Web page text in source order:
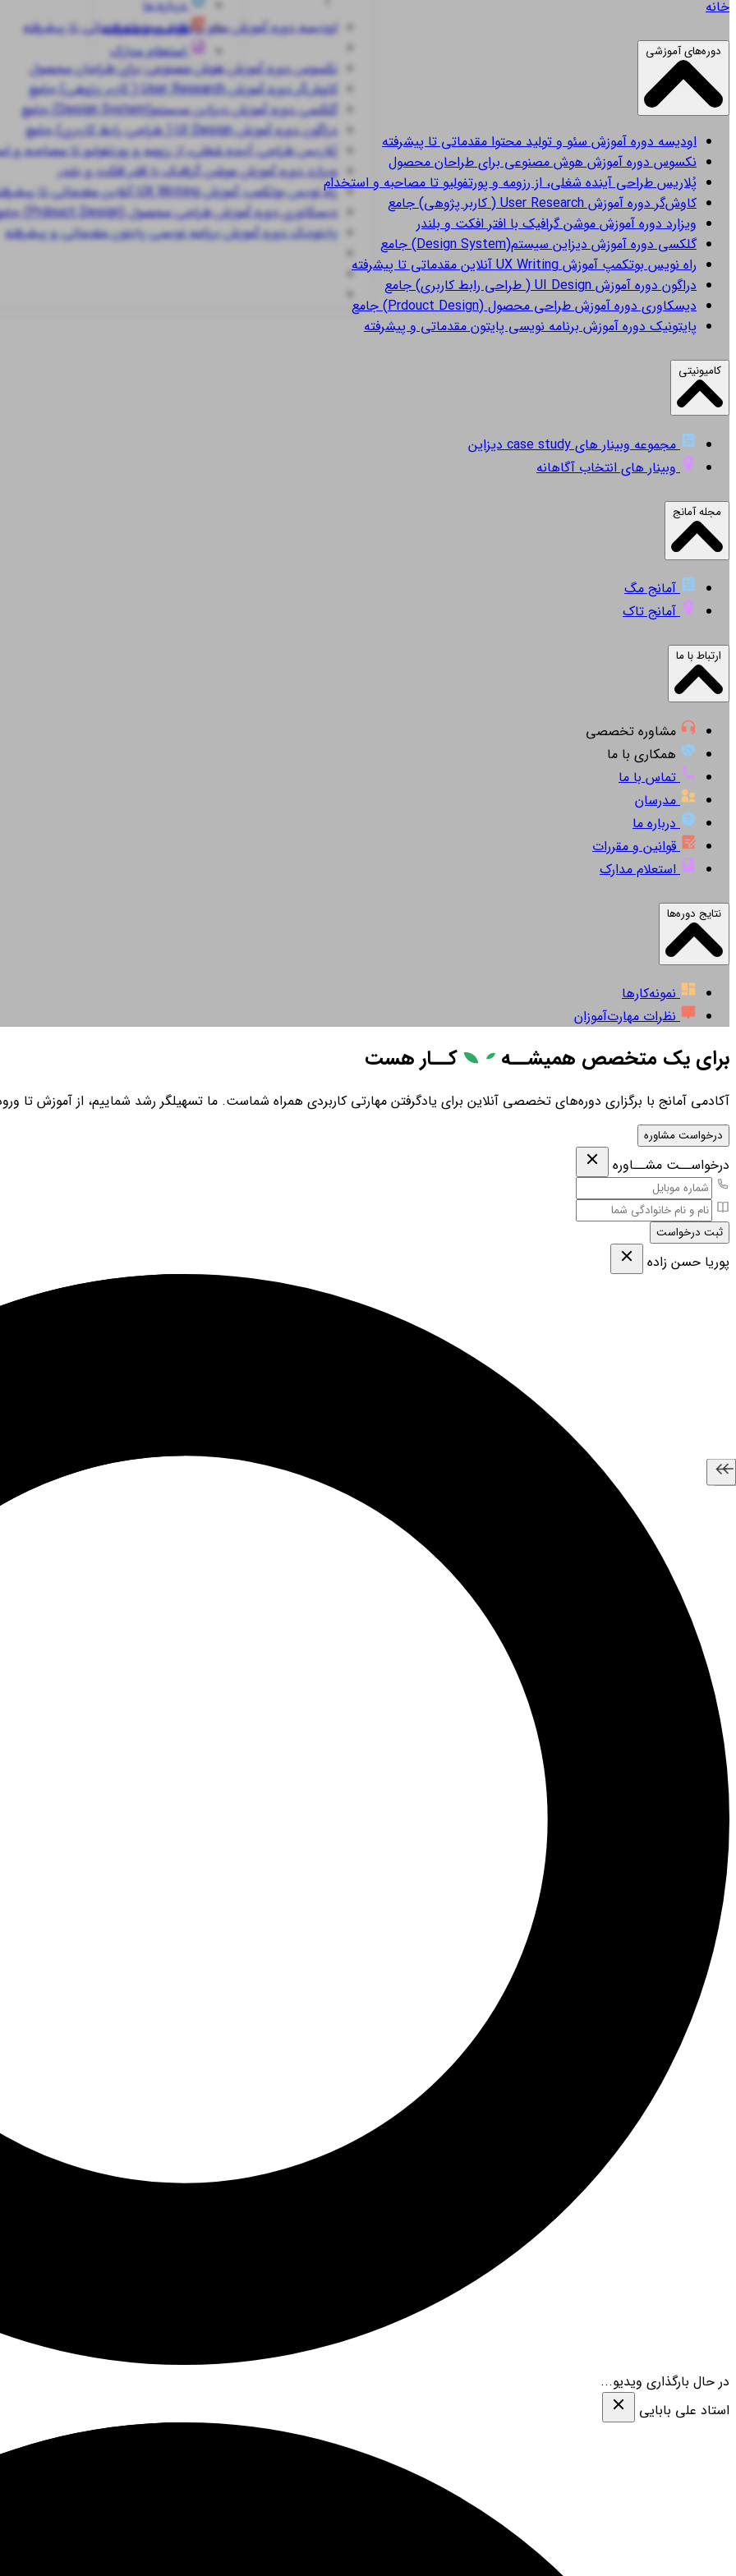
اودیسهدوره آموزش سئو و تولید محتوا مقدماتی تا پیشرفته
نکسوسدوره آموزش هوش مصنوعی برای طراحان محصول
کاوش‌گردوره آموزش User Research ( کاربر پژوهی) جامع
گلکسیدوره آموزش دیزاین سیستم(Design System) جامع
دراگوندوره آموزش UI Design ( طراحی رابط کاربری) جامع
پُلاریسطراحی آینده شغلی، از رزومه و پورتفولیو تا مصاحبه و
ویزارددوره آموزش موشن گرافیک با افتر افکت و بلندر
راه نویسبوتکمپ آموزش UX Writing آنلاین مقدماتی تا پیشرفته
دیسکاوریدوره آموزش طراحی محصول (Prdouct Design) جامع
پایتونیکدوره آموزش برنامه نویسی پایتون مقدماتی و پیشرفته
درباره ما
قوانین و مقررات
استعلام مدارک
خانه
دوره‌های آموزشی
اودیسهدوره آموزش سئو و تولید محتوا مقدماتی تا پیشرفته
نکسوسدوره آموزش هوش مصنوعی برای طراحان محصول
پُلاریسطراحی آینده شغلی، از رزومه و پورتفولیو تا مصاحبه و استخدام
کاوش‌گردوره آموزش User Research ( کاربر پژوهی) جامع
ویزارددوره آموزش موشن گرافیک با افتر افکت و بلندر
گلکسیدوره آموزش دیزاین سیستم(Design System) جامع
راه نویسبوتکمپ آموزش UX Writing آنلاین مقدماتی تا پیشرفته
دراگوندوره آموزش UI Design ( طراحی رابط کاربری) جامع
دیسکاوریدوره آموزش طراحی محصول (Prdouct Design) جامع
پایتونیکدوره آموزش برنامه نویسی پایتون مقدماتی و پیشرفته
کامیونیتی
مجموعه وبینار های case study دیزاین
وبینار های انتخاب آگاهانه
مجله آمانج
آمانج مگ
آمانج تاک
ارتباط با ما
مشاوره تخصصی
همکاری با ما
تماس با ما
مدرسان
درباره ما
قوانین و مقررات
استعلام مدارک
نتایج دوره‌ها
نمونه‌کارها
نظرات مهارت‌آموزان
برای یک متخصص همیشــه کــارهست
آکادمی آمانج با برگزاری دوره‌های تخصصی آنلاین برای یادگرفتن مهارتی کاربردی همراه شماست. ما تسهیلگر رشد شماییم، از آموزش تا ورود
درخواست مشاوره
درخواســت مشــاوره
ثبت درخواست
پوریا حسن زاده
در حال بارگذاری ویدیو...
استاد علی بابایی